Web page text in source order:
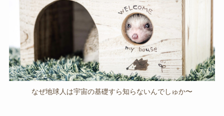
なぜ地球人は宇宙の基礎すら知らないんでしゅか〜